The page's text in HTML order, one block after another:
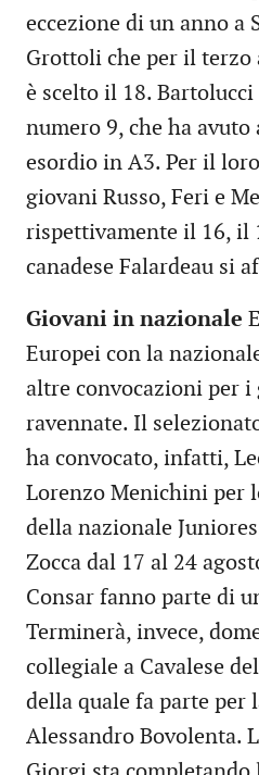
eccezione di un anno a
Grottoli che per il terzo
è scelto il 18.
numero 9, che ha avuto
esordio in A3. Per il
giovani Russo, Feri e
rispettivamente il 16, il
canadese Falardeau si
Giovani in nazionale
Europei con la
altre convocazioni per i
ravennate. Il
ha convocato, infatti,
Lorenzo Menichini per
della nazionale
Zocca dal 17 al 24
Consar fanno parte di
Terminerà, invece,
collegiale a Cavalese
della quale fa parte per
Alessandro Bovolenta.